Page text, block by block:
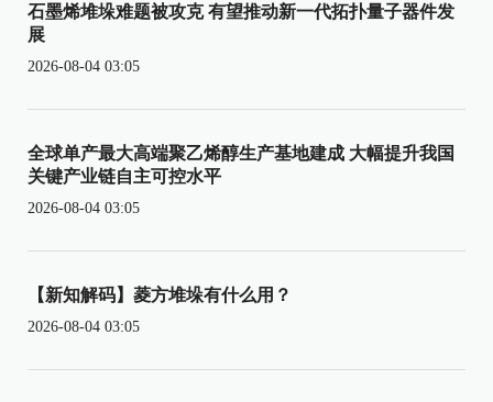
石墨烯堆垛难题被攻克 有望推动新一代拓扑量子器件发
展
2026-08-04 03:05
全球单产最大高端聚乙烯醇生产基地建成 大幅提升我国
关键产业链自主可控水平
2026-08-04 03:05
【新知解码】菱方堆垛有什么用？
2026-08-04 03:05